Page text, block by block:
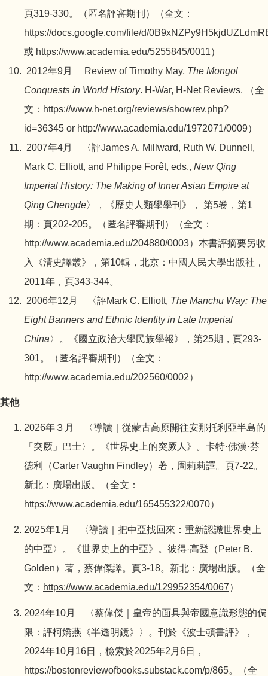
頁319-330。（匿名評審期刊）（全文：
https://docs.google.com/file/d/
或 https://www.academia.edu/5255845/0011）
2012年9月 Review of Timothy May, The Mongol
Conquests in World History. H-War, H-Net Reviews. （全
文： https://www.h-net.org/reviews/showrev.php?
id=36345 or http://www.academia.edu/1972071/0009）
2007年4月 〈評James A. Millward, Ruth W. Dunnell,
Mark C. Elliott, and Philippe Forêt, eds., New Qing
Imperial History: The Making of Inner Asian Empire at
Qing Chengde〉，《歷史人類學學刊》， 第5卷，第1
期：頁202-205。（匿名評審期刊）（全文：
http://www.academia.edu/204880/0003）本書評摘要另收
入《清史譯叢》，第10輯，北京：中國人民大學出版社，
2011年，頁343-344。
2006年12月 〈評Mark C. Elliott, The Manchu Way: The
Eight Banners and Ethnic Identity in Late Imperial
China〉。《國立政治大學民族學報》，第25期，頁293-
301。（匿名評審期刊）（全文：
http://www.academia.edu/202560/0002）
其他
2026年３月 〈導讀｜從蒙古高原開往安那托利亞半島的
「突厥」巴士〉。《世界史上的突厥人》。卡特·佛漢·芬
德利（Carter Vaughn Findley）著，周莉莉譯。頁7-22。
新北：廣場出版。（全文：
https://www.academia.edu/165455322/0070）
2025年1月 〈導讀｜把中亞找回來：重新認識世界史上
的中亞〉。《世界史上的中亞》。彼得·高登（Peter B.
Golden）著，蔡偉傑譯。頁3-18。新北：廣場出版。（全
文： https://www.academia.edu/129952354/0067）
2024年10月 〈蔡偉傑｜皇帝的面具與帝國意識形態的侷
限：評柯嬌燕《半透明鏡》〉。刊於《波士頓書評》，
2024年10月16日，檢索於2025年2月6日，
https://bostonreviewofbooks.substack.com/p/865。（全